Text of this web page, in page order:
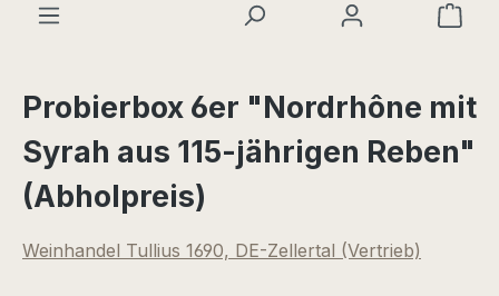
Probierbox 6er "Nordrhône mit
Syrah aus 115-jährigen Reben"
(Abholpreis)
Weinhandel Tullius 1690, DE-Zellertal (Vertrieb)